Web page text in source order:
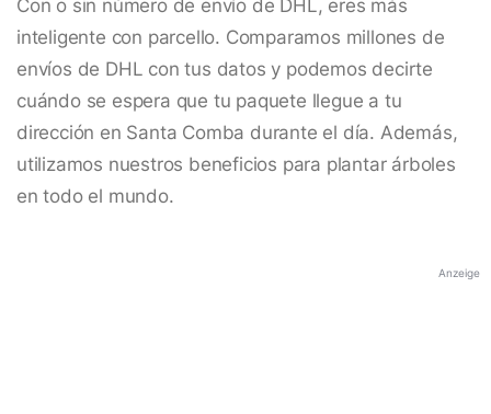
Con o sin número de envío de DHL, eres más
inteligente con parcello. Comparamos millones de
envíos de DHL con tus datos y podemos decirte
cuándo se espera que tu paquete llegue a tu
dirección en Santa Comba durante el día. Además,
utilizamos nuestros beneficios para plantar árboles
en todo el mundo.
Anzeige